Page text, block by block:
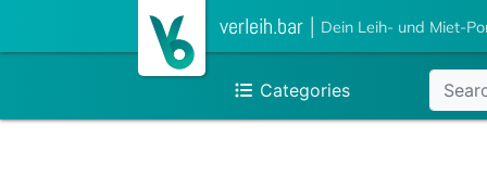
verleih.bar | Dein Leih- und Miet-
Categories